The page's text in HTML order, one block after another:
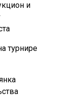
и
турнире